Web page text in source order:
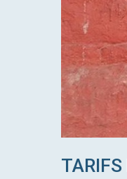
TARIFS